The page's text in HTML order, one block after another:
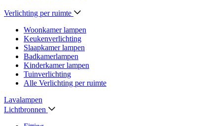
Verlichting per ruimte
Woonkamer lampen
Keukenverlichting
Slaapkamer lampen
Badkamerlampen
Kinderkamer lampen
Tuinverlichting
Alle Verlichting per ruimte
Lavalampen
Lichtbronnen